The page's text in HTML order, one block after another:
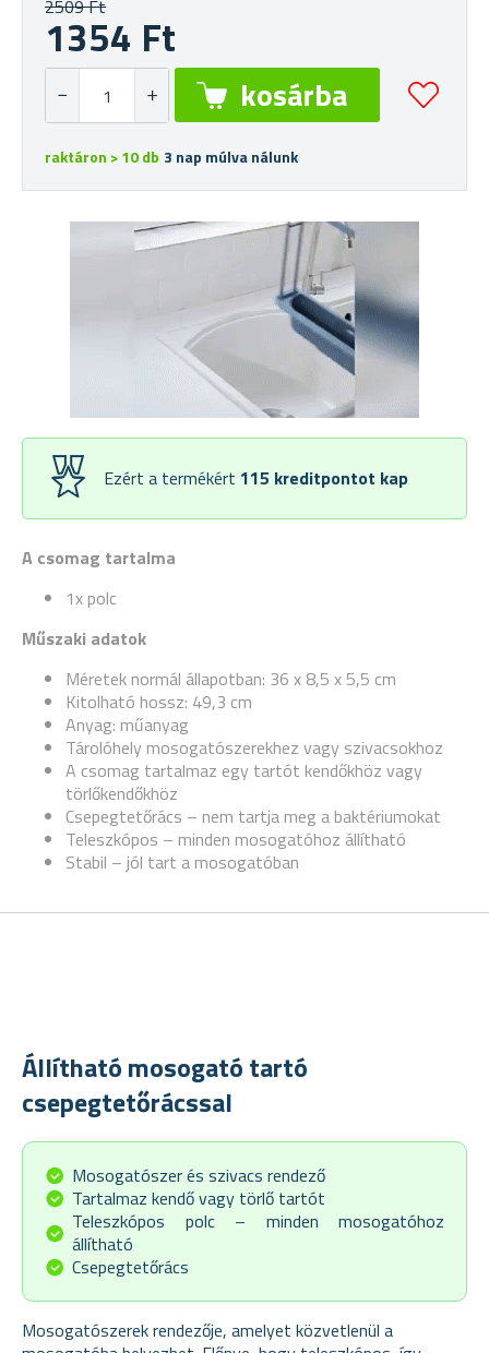
A csomag tartalma
1x polc
Műszaki adatok
Méretek normál állapotban: 36 x 8,5 x 5,5 cm
Kitolható hossz: 49,3 cm
Anyag: műanyag
Tárolóhely mosogatószerekhez vagy szivacsokhoz
A csomag tartalmaz egy tartót kendőkhöz vagy
törlőkendőkhöz
Csepegtetőrács – nem tartja meg a baktériumokat
Teleszkópos – minden mosogatóhoz állítható
Stabil – jól tart a mosogatóban
2509 Ft
1354 Ft
raktáron > 10 db 3 nap múlva nálunk
Ezért a termékért 115 kreditpontot kap
Állítható mosogató tartó
csepegtetőrácssal
Mosogatószer és szivacs rendező
Tartalmaz kendő vagy törlő tartót
Teleszkópos polc – minden mosogatóhoz
állítható
Csepegtetőrács
Mosogatószerek rendezője, amelyet közvetlenül a